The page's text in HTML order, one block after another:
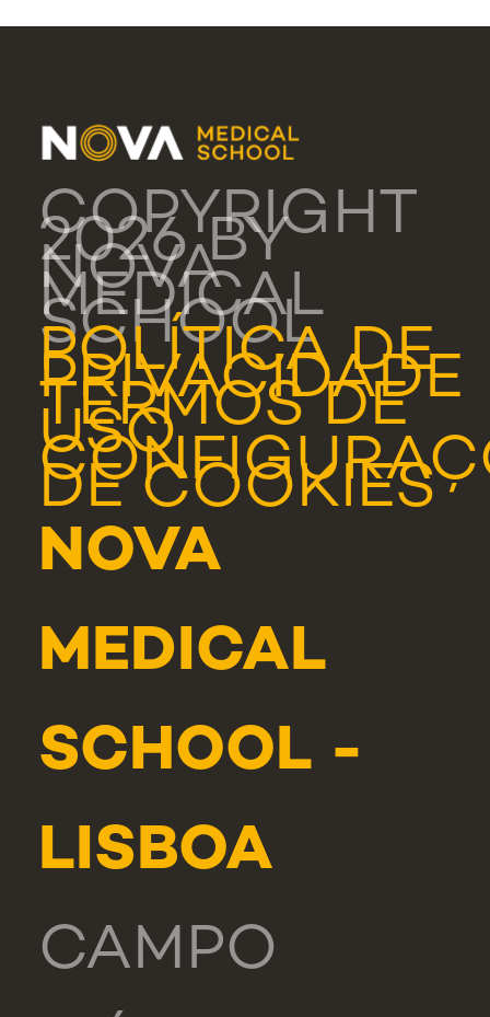
COPYRIGHT
2026 BY
NOVA
MEDICAL
SCHOOL
POLÍTICA DE
PRIVACIDADE
TERMOS DE
USO
DE COOKIES
NOVA
MEDICAL
SCHOOL -
LISBOA
CAMPO